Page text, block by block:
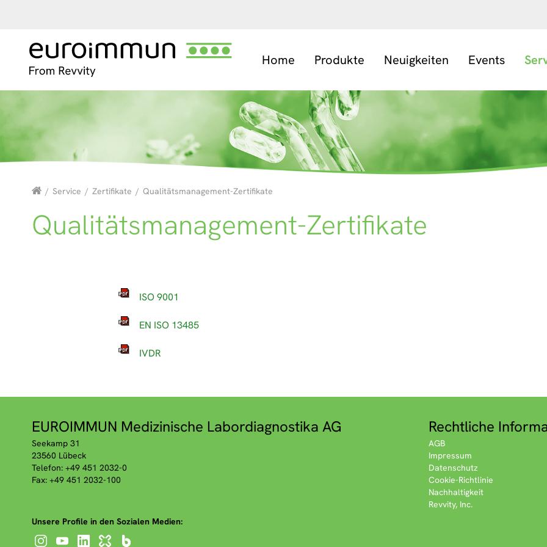
Home Produkte Neuigkeiten Events
/ Service / Zertifikate / Qualitätsmanagement-Zertifikate
Qualitätsmanagement-Zertifikate
ISO 9001
EN ISO 13485
IVDR
EUROIMMUN Medizinische Labordiagnostika AG
Seekamp 31
23560 Lübeck
Telefon: +49 451 2032-0
Fax: +49 451 2032-100
Rechtliche
AGB
Impressum
Datenschutz
Cookie-Richtlinie
Nachhaltigkeit
Revvity, Inc.
Unsere Profile in den Sozialen Medien: